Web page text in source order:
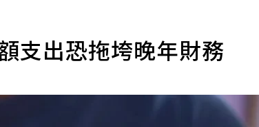
支出恐拖垮晚年財務